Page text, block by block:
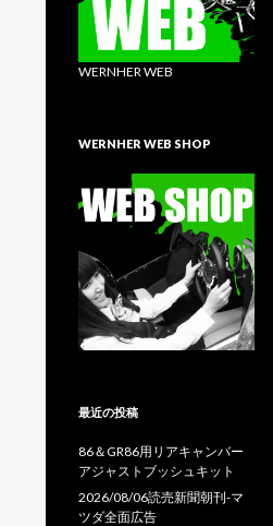
WERNHER WEB
WERNHER WEB SHOP
最近の投稿
86＆GR86用リアキャンバー
アジャストブッシュキット
2026/08/06読売新聞朝刊-マ
ツダ全面広告